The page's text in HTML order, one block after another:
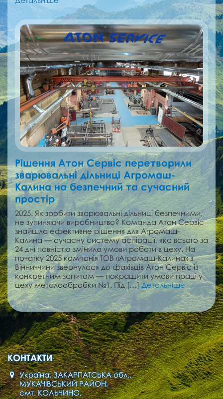
Рішення Атон Сервіс перетворили
зварювальні дільниці Агромаш-
Калина на безпечний та сучасний
простір
2025. Як зробити зварювальні дільниці безпечними,
не зупиняючи виробництво? Команда Атон Сервіс
знайшла ефективне рішення для Агромаш-
Калина — сучасну систему аспірації, яка всього за
24 дні повністю змінила умови роботи в цеху. На
початку 2025 компанія ТОВ «Агромаш-Калина» з
Вінниччини звернулася до фахівців Атон Сервіс із
конкретним запитом — покращити умови праці у
цеху металообробки №1. Під […]Детальніше
КОНТАКТИ
Україна, ЗАКАРПАТСЬКА обл.,
МУКАЧІВСЬКИЙ РАЙОН,
смт. КОЛЬЧИНО,